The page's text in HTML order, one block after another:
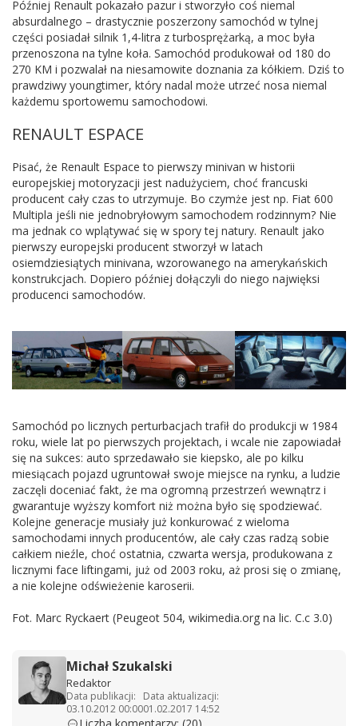
Później Renault pokazało pazur i stworzyło coś niemal
absurdalnego – drastycznie poszerzony samochód w tylnej
części posiadał silnik 1,4-litra z turbosprężarką, a moc była
przenoszona na tylne koła. Samochód produkował od 180 do
270 KM i pozwalał na niesamowite doznania za kółkiem. Dziś to
prawdziwy youngtimer, który nadal może utrzeć nosa niemal
każdemu sportowemu samochodowi.
RENAULT ESPACE
Pisać, że Renault Espace to pierwszy minivan w historii
europejskiej motoryzacji jest nadużyciem, choć francuski
producent cały czas to utrzymuje. Bo czymże jest np. Fiat 600
Multipla jeśli nie jednobryłowym samochodem rodzinnym? Nie
ma jednak co wplątywać się w spory tej natury. Renault jako
pierwszy europejski producent stworzył w latach
osiemdziesiątych minivana, wzorowanego na amerykańskich
konstrukcjach. Dopiero później dołączyli do niego najwięksi
producenci samochodów.
Samochód po licznych perturbacjach trafił do produkcji w 1984
roku, wiele lat po pierwszych projektach, i wcale nie zapowiadał
się na sukces: auto sprzedawało sie kiepsko, ale po kilku
miesiącach pojazd ugruntował swoje miejsce na rynku, a ludzie
zaczęli doceniać fakt, że ma ogromną przestrzeń wewnątrz i
gwarantuje wyższy komfort niż można było się spodziewać.
Kolejne generacje musiały już konkurować z wieloma
samochodami innych producentów, ale cały czas radzą sobie
całkiem nieźle, choć ostatnia, czwarta wersja, produkowana z
licznymi face liftingami, już od 2003 roku, aż prosi się o zmianę,
a nie kolejne odświeżenie karoserii.
Fot. Marc Ryckaert (Peugeot 504, wikimedia.org na lic. C.c 3.0)
Michał Szukalski
Redaktor
Data publikacji:
03.10.2012 00:00
Data aktualizacji:
01.02.2017 14:52
Liczba komentarzy: (20)